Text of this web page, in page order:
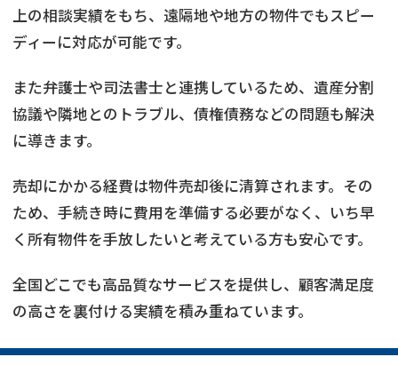
上の相談実績をもち、遠隔地や地方の物件でもスピー
ディーに対応が可能です。
また弁護士や司法書士と連携しているため、遺産分割
協議や隣地とのトラブル、債権債務などの問題も解決
に導きます。
売却にかかる経費は物件売却後に清算されます。その
ため、手続き時に費用を準備する必要がなく、いち早
く所有物件を手放したいと考えている方も安心です。
全国どこでも高品質なサービスを提供し、顧客満足度
の高さを裏付ける実績を積み重ねています。